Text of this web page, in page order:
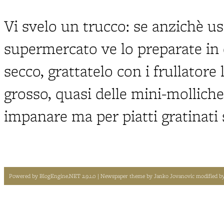
Vi svelo un trucco: se anzichè
supermercato ve lo preparate
secco, grattatelo con i
grosso, quasi delle mini-
impanare ma per piatti gratinati
Powered byBlogEngine.NET 2.9.1.0 | Newspaper theme byJanko Jovanovicmodified